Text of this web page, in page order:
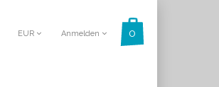
EUR Anmelden